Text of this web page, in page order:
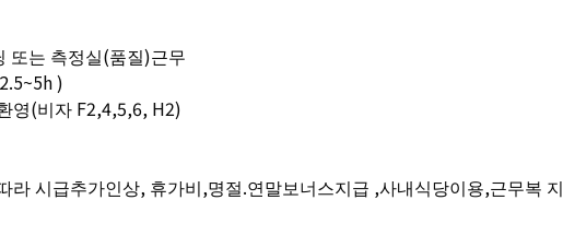
또는 측정실(품질)근무
)
영(비자 F2,4,5,6, H2)
라 시급추가인상, 휴가비,명절.연말보너스지급 ,사내식당이용,근무복 지